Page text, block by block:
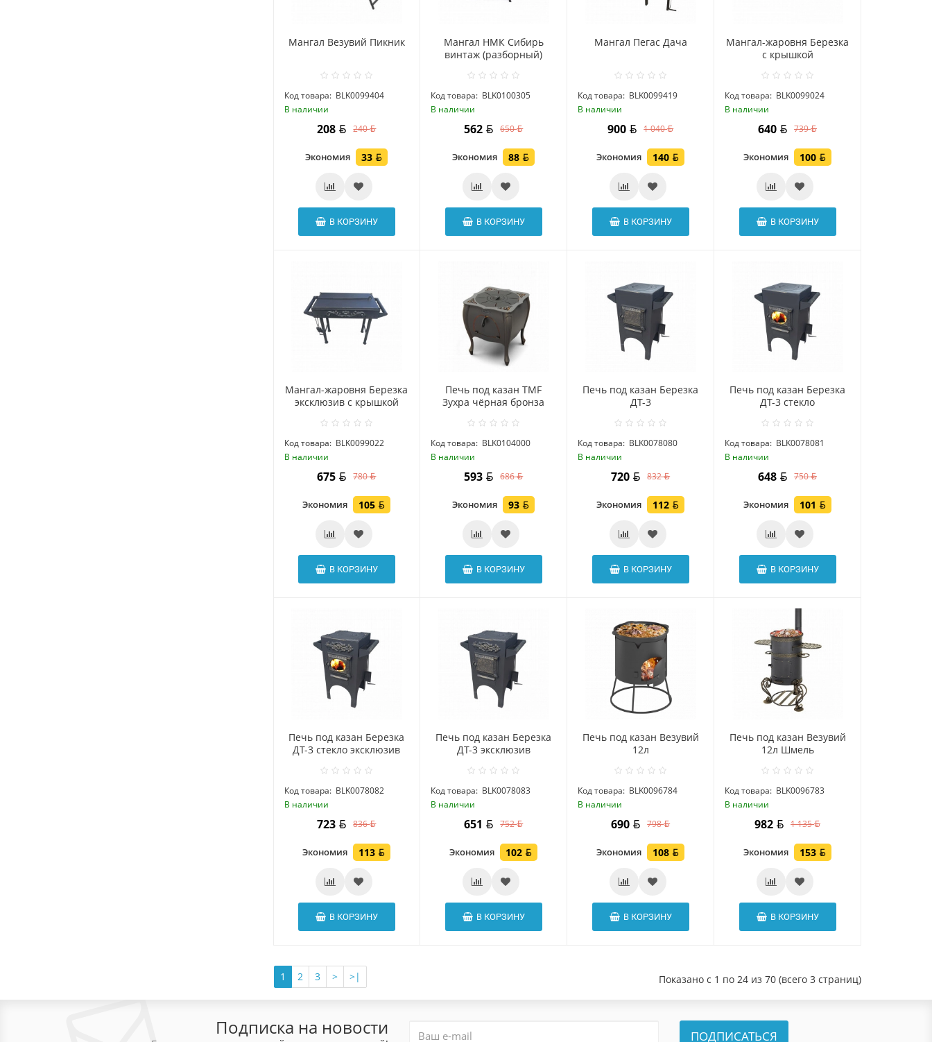
Мангал Везувий Пикник
Код товара: BLK0099404
В наличии
208 240
Экономия 33
В КОРЗИНУ
Мангал НМК Сибирь
винтаж (разборный)
Код товара: BLK0100305
В наличии
562 650
Экономия 88
В КОРЗИНУ
Мангал Пегас Дача
Код товара: BLK0099419
В наличии
900 1 040
Экономия 140
В КОРЗИНУ
Мангал-жаровня Березка
с крышкой
Код товара: BLK0099024
В наличии
640 739
Экономия 100
В КОРЗИНУ
Мангал-жаровня Березка
эксклюзив с крышкой
Код товара: BLK0099022
В наличии
675 780
Экономия 105
В КОРЗИНУ
Печь под казан TMF
Зухра чёрная бронза
Код товара: BLK0104000
В наличии
593 686
Экономия 93
В КОРЗИНУ
Печь под казан Березка
ДТ-3
Код товара: BLK0078080
В наличии
720 832
Экономия 112
В КОРЗИНУ
Печь под казан Березка
ДТ-3 стекло
Код товара: BLK0078081
В наличии
648 750
Экономия 101
В КОРЗИНУ
Печь под казан Березка
ДТ-3 стекло эксклюзив
Код товара: BLK0078082
В наличии
723 836
Экономия 113
В КОРЗИНУ
Печь под казан Березка
ДТ-3 эксклюзив
Код товара: BLK0078083
В наличии
651 752
Экономия 102
В КОРЗИНУ
Печь под казан Везувий
12л
Код товара: BLK0096784
В наличии
690 798
Экономия 108
В КОРЗИНУ
Печь под казан Везувий
12л Шмель
Код товара: BLK0096783
В наличии
982 1 135
Экономия 153
В КОРЗИНУ
1 2 3 > >| Показано с 1 по 24 из 70 (всего 3 страниц)
Подписка на новости ПОДПИСАТЬСЯ